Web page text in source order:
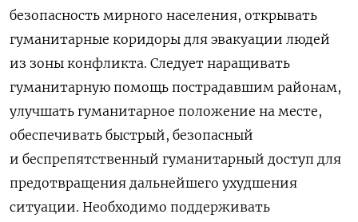
безопасность мирного населения, открывать
гуманитарные коридоры для эвакуации людей
из зоны конфликта. Следует наращивать
гуманитарную помощь пострадавшим районам,
улучшать гуманитарное положение на месте,
обеспечивать быстрый, безопасный
и беспрепятственный гуманитарный доступ для
предотвращения дальнейшего ухудшения
ситуации. Необходимо поддерживать